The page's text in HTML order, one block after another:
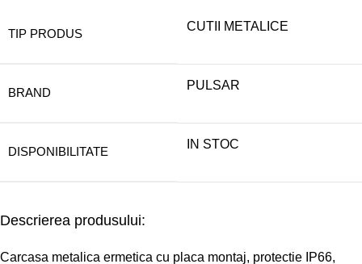
TIP PRODUS
CUTII METALICE
BRAND
PULSAR
DISPONIBILITATE
IN STOC
Descrierea produsului:
Carcasa metalica ermetica cu placa montaj, protectie IP66,